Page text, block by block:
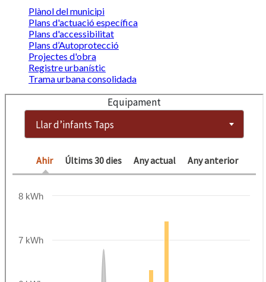
Plànol del municipi
Plans d'actuació específica
Plans d'accessibilitat
Plans d’Autoprotecció
Projectes d'obra
Registre urbanístic
Trama urbana consolidada